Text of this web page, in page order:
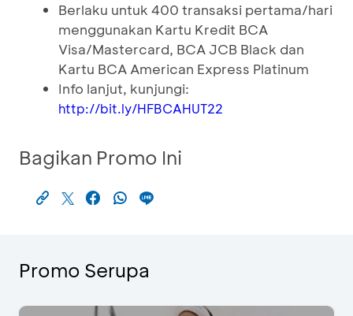
Berlaku untuk 400 transaksi pertama/hari
menggunakan Kartu Kredit BCA
Visa/Mastercard, BCA JCB Black dan
Kartu BCA American Express Platinum
Info lanjut, kunjungi:
http://bit.ly/HFBCAHUT22
Bagikan Promo Ini
Promo Serupa